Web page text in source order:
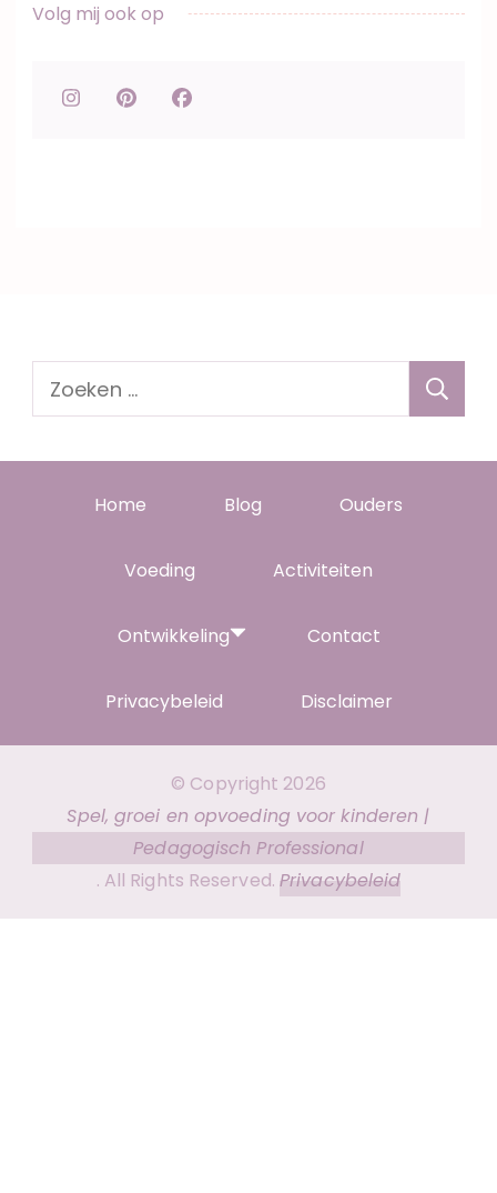
Volg mij ook op
Zoeken
naar:
Home Blog Ouders
Voeding Activiteiten
Ontwikkeling Contact
Privacybeleid Disclaimer
© Copyright 2026
Spel, groei en opvoeding voor kinderen |
Pedagogisch Professional
. All Rights Reserved. Privacybeleid